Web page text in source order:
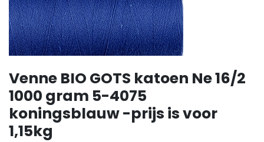
Venne BIO GOTS katoen Ne 16/2
1000 gram 5-4075
koningsblauw -prijs is voor
1,15kg